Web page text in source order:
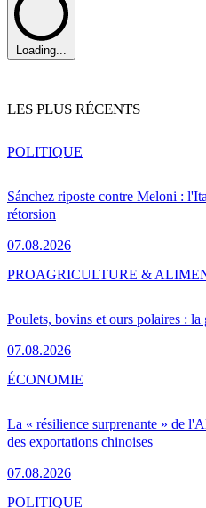
Loading...
LES PLUS RÉCENTS
Sánchez riposte contre Meloni :
rétorsion
07.08.2026
POLITIQUE
Poulets, bovins et ours polaires :
07.08.2026
PROAGRICULTURE &
La « résilience surprenante » de
des exportations chinoises
07.08.2026
ÉCONOMIE
POLITIQUE